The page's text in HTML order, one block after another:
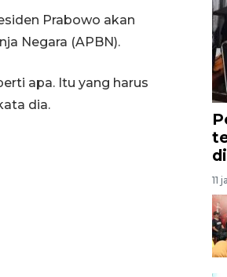
Prabowo akan
Negara (APBN).
apa. Itu yang harus
dia.
11